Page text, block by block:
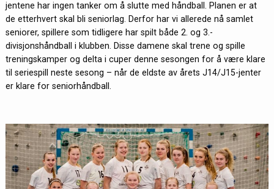
jentene har ingen tanker om å slutte med håndball. Planen er at
de etterhvert skal bli seniorlag. Derfor har vi allerede nå samlet
seniorer, spillere som tidligere har spilt både 2. og 3.-
divisjonshåndball i klubben. Disse damene skal trene og spille
treningskamper og delta i cuper denne sesongen for å være klare
til seriespill neste sesong – når de eldste av årets J14/J15-jenter
er klare for seniorhåndball.